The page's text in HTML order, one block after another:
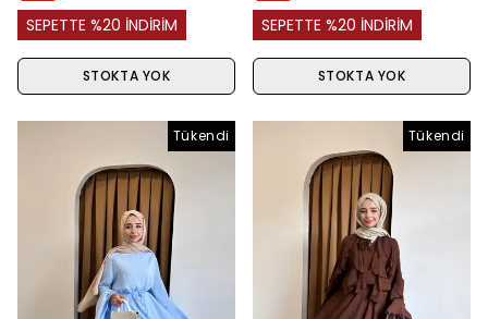
SEPETTE %20 İNDİRİM
STOKTA YOK
SEPETTE %20 İNDİRİM
STOKTA YOK
Tükendi Tükendi
Tükendi